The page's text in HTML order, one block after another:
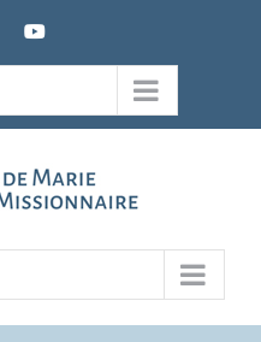
FacebookYouTube